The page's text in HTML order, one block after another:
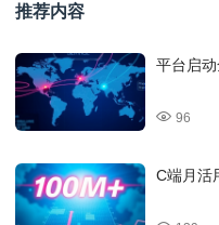
推荐内容
平台启
96
C端月活